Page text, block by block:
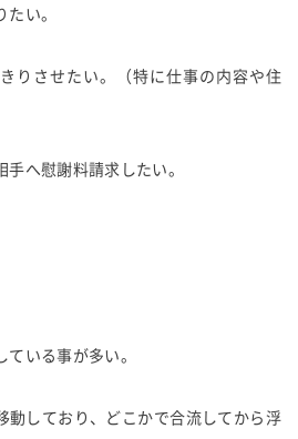
い。
りさせたい。（特に仕事の内容や住
へ慰謝料請求したい。
いる事が多い。
動しており、どこかで合流してから浮